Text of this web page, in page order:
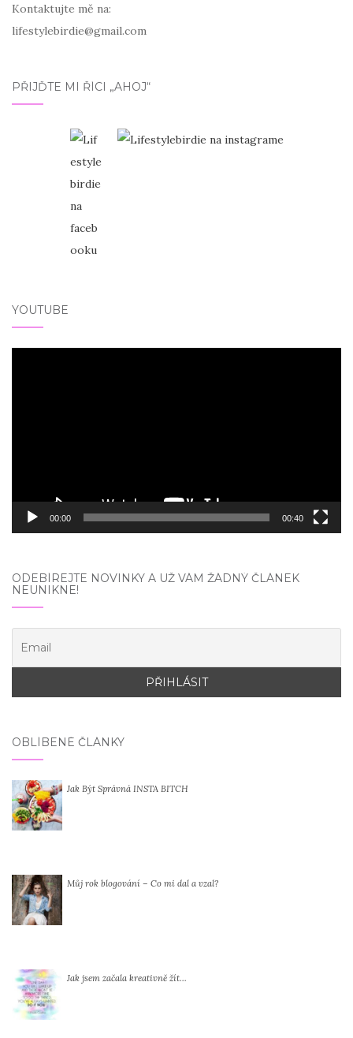
Kontaktujte mě na:
lifestylebirdie@gmail.com
PŘIJĎTE MI ŘÍCI „AHOJ“
YOUTUBE
00:00 00:40
ODEBÍREJTE NOVINKY A UŽ VÁM ŽÁDNÝ ČLÁNEK
NEUNIKNE!
OBLÍBENÉ ČLÁNKY
Jak Být Správná INSTA BITCH
Můj rok blogování – Co mi dal a vzal?
Jak jsem začala kreativně žít…